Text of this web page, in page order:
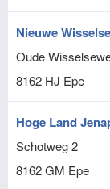
Nieuwe
Oude
8162 HJ Epe
Hoge Land
Schotweg 2
8162 GM Epe